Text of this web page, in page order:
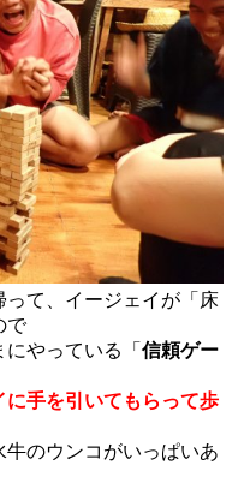
って、イージェイが「床
で
にやっている「信頼ゲー
手を引いてもらって歩
牛のウンコがいっぱいあ